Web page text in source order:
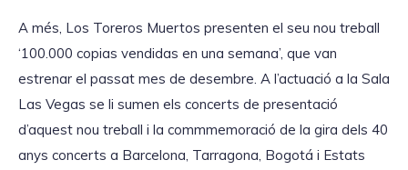
A més, Los Toreros Muertos presenten el seu nou treball
‘100.000 copias vendidas en una semana’, que van
estrenar el passat mes de desembre. A l’actuació a la Sala
Las Vegas se li sumen els concerts de presentació
d’aquest nou treball i la commmemoració de la gira dels 40
anys concerts a Barcelona, Tarragona, Bogotá i Estats